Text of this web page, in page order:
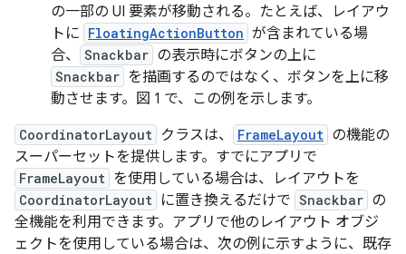
の一部の UI 要素が移動される。たとえば、レイアウ
トに FloatingActionButton が含まれている場
合、
Snackbar の表示時にボタンの上に
Snackbar を描画するのではなく、ボタンを上に移
動させます。図 1 で、この例を示します。
CoordinatorLayout クラスは、 FrameLayout の機能の
スーパーセットを提供します。すでにアプリで
FrameLayout を使用している場合は、レイアウトを
CoordinatorLayout に置き換えるだけで Snackbar の
全機能を利用できます。アプリで他のレイアウト オブジ
ェクトを使用している場合は、次の例に示すように、既存